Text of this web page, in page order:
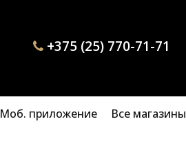
+375 (25) 770-71-71
Моб. приложение Все магазины